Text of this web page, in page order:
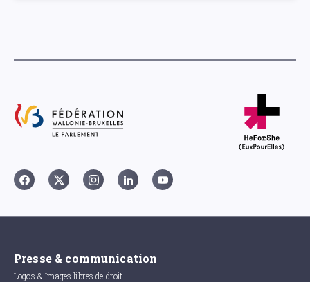
Presse & communication
Logos & Images libres de droit